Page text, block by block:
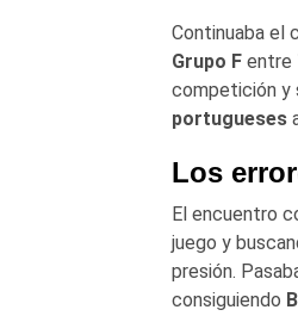
Continuaba el
Grupo Fentre
competición y
portugueses
Los
El encuentro
juego y
presión.
consiguiendo